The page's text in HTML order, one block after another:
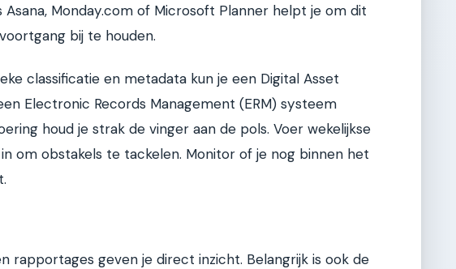
Asana, Monday.com of Microsoft Planner helpt je om dit
bij te houden.
classificatie en metadata kun je een Digital Asset
Electronic Records Management (ERM) systeem
houd je strak de vinger aan de pols. Voer wekelijkse
om obstakels te tackelen. Monitor of je nog binnen het
rapportages geven je direct inzicht. Belangrijk is ook de